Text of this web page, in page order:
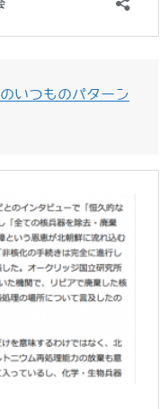
いつものパターン